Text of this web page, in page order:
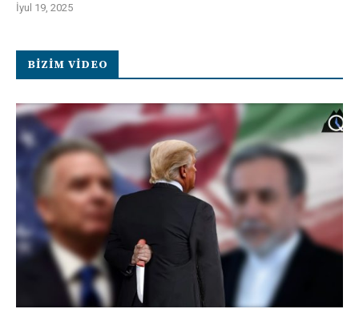
İyul 19, 2025
BIZIM VIDEO